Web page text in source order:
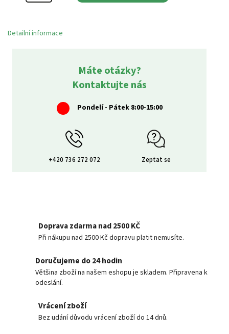
Detailní informace
Máte otázky?
Kontaktujte nás
Pondelí - Pátek 8:00-15:00
+420 736 272 072 Zeptat se
Doprava zdarma nad 2500 KČ
Při nákupu nad 2500 Kč dopravu platit nemusíte.
Doručujeme do 24 hodin
Většina zboží na našem eshopu je skladem. Připravena k
odeslání.
Vrácení zboží
Bez udání důvodu vrácení zboží do 14 dnů.